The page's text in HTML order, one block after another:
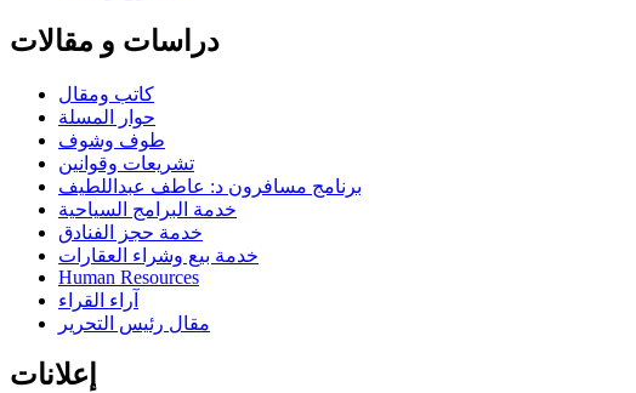
دراسات و مقالات
كاتب ومقال
حوار المسلة
طوف وشوف
تشريعات وقوانين
برنامج مسافرون د: عاطف عبداللطيف
خدمة البرامج السياحية
خدمة حجز الفنادق
خدمة بيع وشراء العقارات
Human Resources
آراء القراء
مقال رئيس التحرير
إعلانات